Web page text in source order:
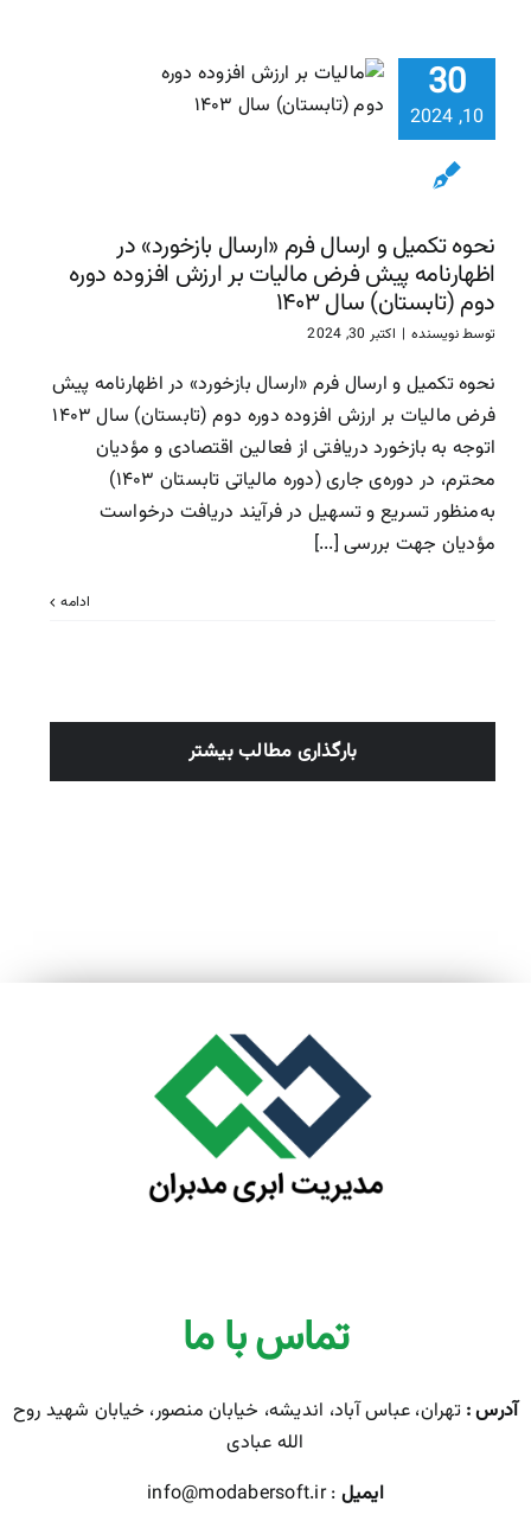
30
10, 2024
نحوه تکمیل و ارسال فرم «ارسال بازخورد» در
اظهارنامه پیش فرض مالیات بر ارزش افزوده دوره
دوم (تابستان) سال ۱۴۰۳
توسطنویسنده | اکتبر 30, 2024
نحوه تکمیل و ارسال فرم «ارسال بازخورد» در اظهارنامه پیش
فرض مالیات بر ارزش افزوده دوره دوم (تابستان) سال ۱۴۰۳
اتوجه به بازخورد دریافتی از فعالین اقتصادی و مؤدیان
محترم، در دوره‌ی جاری (دوره مالیاتی تابستان ۱۴۰۳)
به‌منظور تسریع و تسهیل در فرآیند دریافت درخواست
مؤدیان جهت بررسی [...]
ادامه
بارگذاری مطالب بیشتر
تماس با ما
آدرس :تهران، عباس آباد، اندیشه، خیابان منصور، خیابان شهید روح
الله عبادی
ایمیل : info@modabersoft.ir